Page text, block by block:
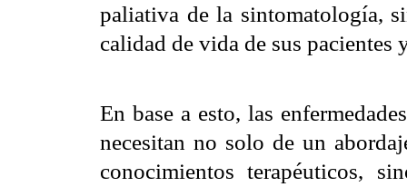
paliativa de la sintomatología,
calidad de vida de sus pacientes
En base a esto, las
necesitan no solo de un
conocimientos terapéuticos,